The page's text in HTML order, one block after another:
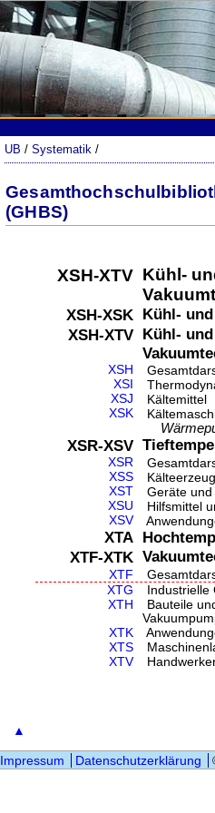
UB /Systematik /
(GHBS)
XSH-XTV Kühl-
XSH-XSK Kühl-
XSH-XTV Kühl-
XSH
XSI
XSJ
Kältemittel
XSK
XSR-XSV
XSR
XSS
XST
Geräte und
XSU
Hilfsmittel
XSV
XTA
XTF-XTK
XTF
XTG
Industrielle
XTH
Bauteile
XTK
XTS
XTV
Impressum Datenschutzerklärung
▲